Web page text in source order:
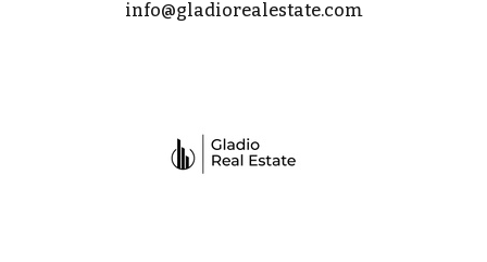
info@gladiorealestate.com